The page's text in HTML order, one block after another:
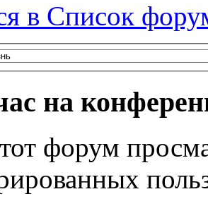
в Список
на
форум